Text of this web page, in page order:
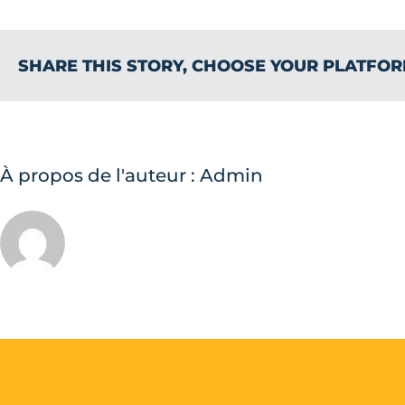
SHARE THIS STORY, CHOOSE YOUR
À propos de l'auteur : Admin